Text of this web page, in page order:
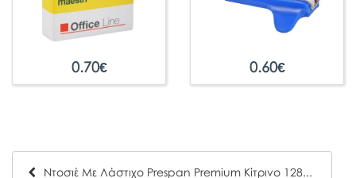
0.70€ 0.60€
Ντοσιέ Με Λάστιχο Prespan Premium Κίτρινο 12808 (25 x 35 cm)